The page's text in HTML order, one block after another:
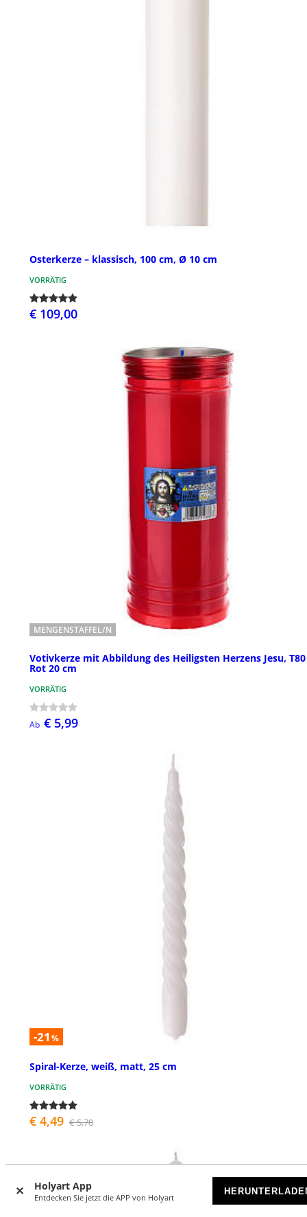
Holyart App
Entdecken Sie jetzt die APP von Holyart
Osterkerze – klassisch, 100 cm, Ø 10 cm
VORRÄTIG
€ 109,00
MENGENSTAFFEL/N
Votivkerze mit Abbildung des Heiligsten Herzens Jesu, T80
Rot 20 cm
VORRÄTIG
Ab € 5,99
-21 %
Spiral-Kerze, weiß, matt, 25 cm
VORRÄTIG
€ 4,49 € 5,70